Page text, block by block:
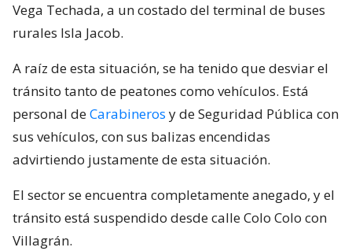
Vega Techada, a un costado del terminal de buses
rurales Isla Jacob.
A raíz de esta situación, se ha tenido que desviar el
tránsito tanto de peatones como vehículos. Está
personal deCarabineros y de Seguridad Pública con
sus vehículos, con sus balizas encendidas
advirtiendo justamente de esta situación.
El sector se encuentra completamente anegado, y el
tránsito está suspendido desde calle Colo Colo con
Villagrán.